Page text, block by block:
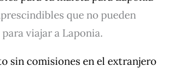
que no pueden
viajar a Laponia.
sin comisiones en el extranjero